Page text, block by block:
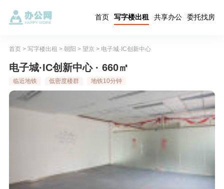
首页 写字楼出租 共享办公 委托找房
首页> 写字楼出租 > 朝阳 > 望京> 电子城·IC创新中心
电子城·IC创新中心 · 660㎡
临近地铁 低密度楼群 地铁10分钟